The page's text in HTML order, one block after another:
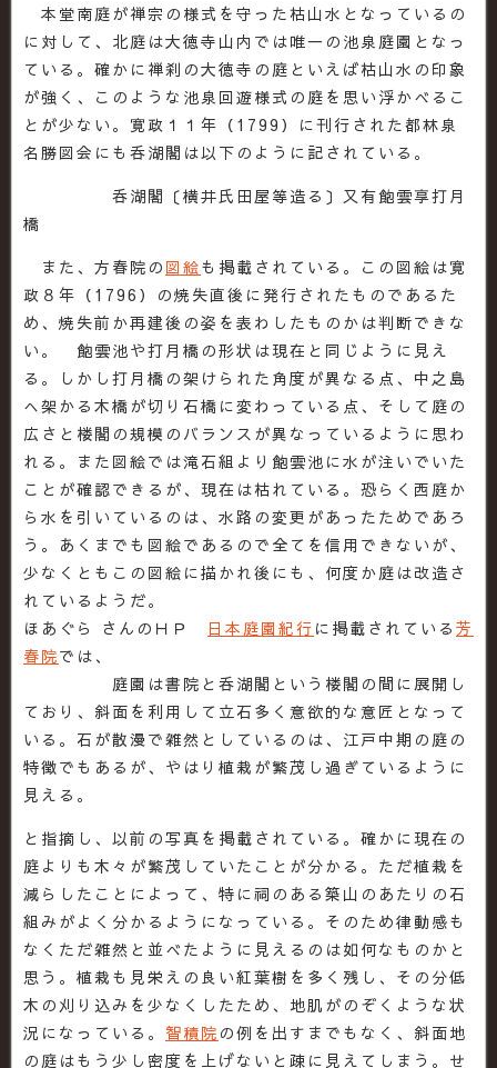
本堂南庭が禅宗の様式を守った枯山水となっているの
に対して、北庭は大徳寺山内では唯一の池泉庭園となっ
ている。確かに禅刹の大徳寺の庭といえば枯山水の印象
が強く、このような池泉回遊様式の庭を思い浮かべるこ
とが少ない。寛政１１年（1799）に刊行された都林泉
名勝図会にも呑湖閣は以下のように記されている。
呑湖閣〔横井氏田屋等造る〕又有飽雲享打月
橋
また、方春院の 図絵も掲載されている。この図絵は寛
政８年（1796）の焼失直後に発行されたものであるた
め、焼失前か再建後の姿を表わしたものかは判断できな
い。 飽雲池や打月橋の形状は現在と同じように見え
る。しかし打月橋の架けられた角度が異なる点、中之島
へ架かる木橋が切り石橋に変わっている点、そして庭の
広さと楼閣の規模のバランスが異なっているように思わ
れる。また図絵では滝石組より飽雲池に水が注いでいた
ことが確認できるが、現在は枯れている。恐らく西庭か
ら水を引いているのは、水路の変更があったためであろ
う。あくまでも図絵であるので全てを信用できないが、
少なくともこの図絵に描かれ後にも、何度か庭は改造さ
れているようだ。
ほあぐら さんのＨＰ 日本庭園紀行 に掲載されている 芳
春院では、
庭園は書院と呑湖閣という楼閣の間に展開し
ており、斜面を利用して立石多く意欲的な意匠となって
いる。石が散漫で雑然としているのは、江戸中期の庭の
特徴でもあるが、やはり植栽が繁茂し過ぎているように
見える。
と指摘し、以前の写真を掲載されている。確かに現在の
庭よりも木々が繁茂していたことが分かる。ただ植栽を
減らしたことによって、特に祠のある築山のあたりの石
組みがよく分かるようになっている。そのため律動感も
なくただ雑然と並べたように見えるのは如何なものかと
思う。植栽も見栄えの良い紅葉樹を多く残し、その分低
木の刈り込みを少なくしたため、地肌がのぞくような状
況になっている。 智積院 の例を出すまでもなく、斜面地
の庭はもう少し密度を上げないと疎に見えてしまう。せ